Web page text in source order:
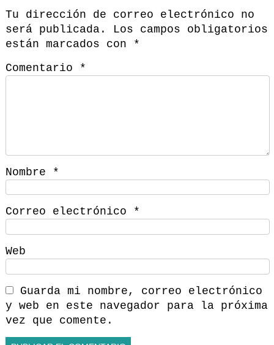
Tu dirección de correo electrónico no
será publicada.
Los campos obligatorios
están marcados con
*
Comentario
*
Nombre *
Correo electrónico *
Web
Guarda mi nombre, correo electrónico
y web en este navegador para la próxima
vez que comente.